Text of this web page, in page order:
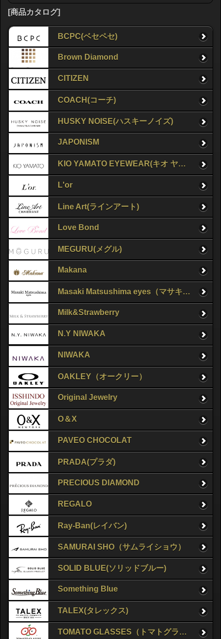
[商品カタログ]
BCPC(ベセペセ)
Brown Diamond
CITIZEN
COACH(コーチ)
HUSKY NOISE(ハスキーノイズ)
JAPONISM
KIO YAMATO EYEWEAR(キオ ヤマト アイウェア)
L'or
Line Art(ラインアート)
Love Bond
MEGURU(メグル)
Makana
Masaki Matsushima eyes（マサキマツシマ）
Milk&Strawberry
N.Y NIWAKA
NIWAKA
OAKLEY（オークリー）
Original Jewelry
O＆X
PAVEO CHOCOLAT
PRADA(プラダ)
PRECIOUS DIAMOND
REGALO
Ray-Ban(レイバン)
SAMURAI SHO（サムライショウ）
SOLID BLUE(ソリッドブルー)
Something Blue
TALEX(タレックス)
TOMATO GLASSES（トマトグラッシーズ）